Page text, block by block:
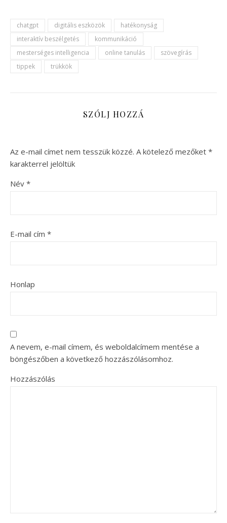
chatgpt digitális eszközök
hatékonyság
interaktív beszélgetés
kommunikáció
mesterséges intelligencia
online tanulás
szövegírás
tippek
trükkök
SZÓLJ HOZZÁ
Az e-mail címet nem tesszük közzé. A kötelező mezőket *
karakterrel jelöltük
Név *
E-mail cím *
Honlap
A nevem, e-mail címem, és weboldalcímem mentése a
böngészőben a következő hozzászólásomhoz.
Hozzászólás